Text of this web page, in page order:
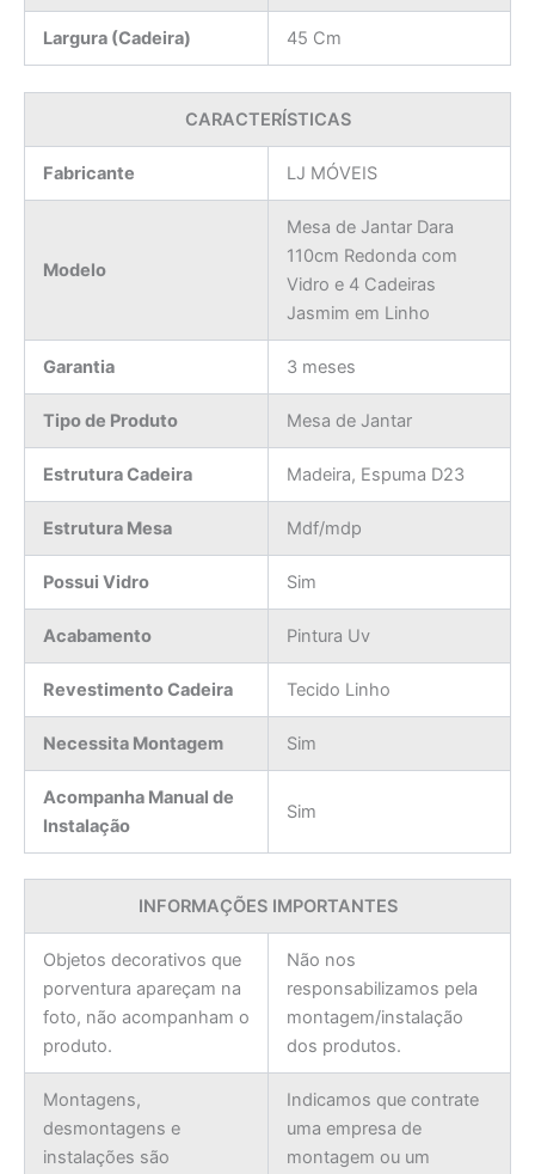
Largura (Cadeira) 45 Cm
CARACTERÍSTICAS
Fabricante LJ MÓVEIS
Modelo
Mesa de Jantar Dara
110cm Redonda com
Vidro e 4 Cadeiras
Jasmim em Linho
Garantia 3 meses
Tipo de Produto Mesa de Jantar
Estrutura Cadeira Madeira, Espuma D23
Estrutura Mesa Mdf/mdp
Possui Vidro Sim
Acabamento Pintura Uv
Revestimento Cadeira Tecido Linho
Necessita Montagem Sim
Acompanha Manual de
Instalação
Sim
INFORMAÇÕES IMPORTANTES
Objetos decorativos que
porventura apareçam na
foto, não acompanham o
produto.
Não nos
responsabilizamos pela
montagem/instalação
dos produtos.
Montagens,
desmontagens e
instalações são
Indicamos que contrate
uma empresa de
montagem ou um